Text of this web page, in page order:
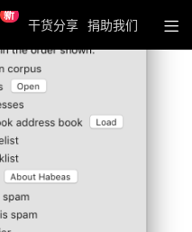
新
干货分享 捐助我们